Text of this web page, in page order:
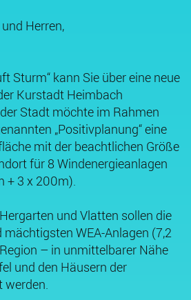
Herren,
Sturm“ kann Sie über eine neue
Kurstadt Heimbach
Stadt möchte im Rahmen
„Positivplanung“ eine
mit der beachtlichen Größe
für 8 Windenergieanlagen
+ 3 x 200m).
und Vlatten sollen die
WEA-Anlagen (7,2
– in unmittelbarer Nähe
und den Häusern der
werden.